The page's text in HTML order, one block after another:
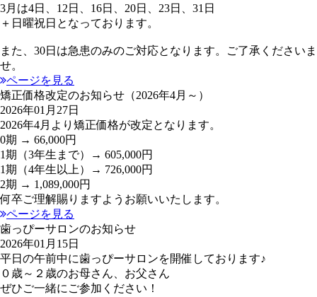
3月は4日、12日、16日、20日、23日、31日
＋日曜祝日となっております。
また、30日は急患のみのご対応となります。ご了承くださいま
せ。
ページを見る
矯正価格改定のお知らせ（2026年4月～）
2026年01月27日
2026年4月より矯正価格が改定となります。
0期 → 66,000円
1期（3年生まで）→ 605,000円
1期（4年生以上）→ 726,000円
2期 → 1,089,000円
何卒ご理解賜りますようお願いいたします。
ページを見る
歯っぴーサロンのお知らせ
2026年01月15日
平日の午前中に歯っぴーサロンを開催しております♪
０歳～２歳のお母さん、お父さん
ぜひご一緒にご参加ください！